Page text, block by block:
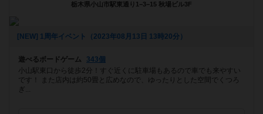
栃木県小山市駅東通り1−3−15 秋場ビル3F
[NEW] 1周年イベント（2023年08月13日 13時20分）
遊べるボードゲーム
343個
小山駅東口から徒歩2分！すぐ近くに駐車場もあるので車でも来やすい
です！ また店内は約50畳と広めなので、ゆったりとした空間でくつろ
ぎ...